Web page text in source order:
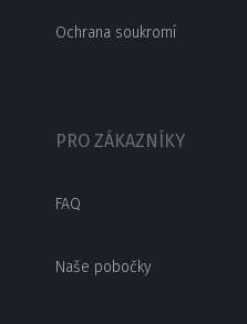
Ochrana soukromí
PRO ZÁKAZNÍKY
FAQ
Naše pobočky